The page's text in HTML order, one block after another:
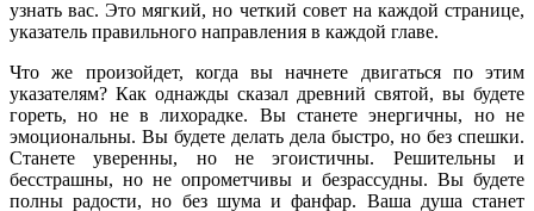
узнать вас. Это мягкий, но четкий совет на каждой странице,
указатель правильного направления в каждой главе.
Что же произойдет, когда вы начнете двигаться по этим
указателям? Как однажды сказал древний святой, вы будете
гореть, но не в лихорадке. Вы станете энергичны, но не
эмоциональны. Вы будете делать дела быстро, но без спеш­ки.
Станете уверенны, но не эгоистичны. Решительны и
бесстрашны, но не опрометчивы и безрассудны. Вы будете
полны радости, но без шума и фанфар. Ваша душа станет